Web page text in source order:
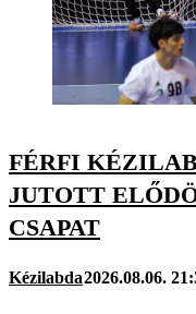
FÉRFI
JUTOTT
CSAPAT
Kézilabda2026.08.06.